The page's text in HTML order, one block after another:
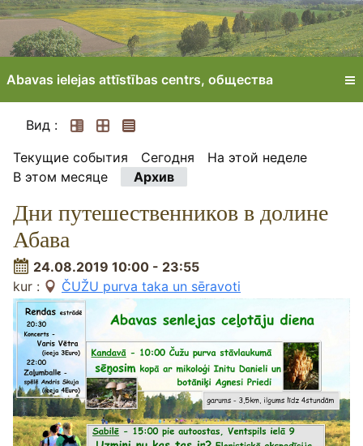
Abavas ielejas attīstības centrs, oбщества
Вид :
Текущие события
Сегодня
На этой неделе
В этом месяце
Архив
Дни путешественников в долине
Абава
24.08.2019 10:00 - 23:55
kur :
ČUŽU purva taka un sēravoti